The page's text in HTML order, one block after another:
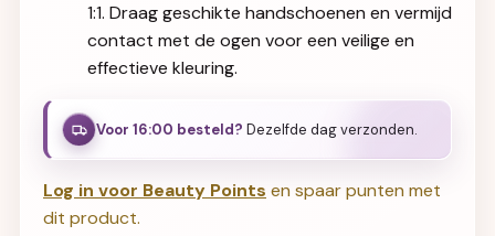
1:1. Draag geschikte handschoenen en vermijd
contact met de ogen voor een veilige en
effectieve kleuring.
Voor 16:00 besteld? Dezelfde dag verzonden.
Log in voor Beauty Points en spaar punten met
dit product.